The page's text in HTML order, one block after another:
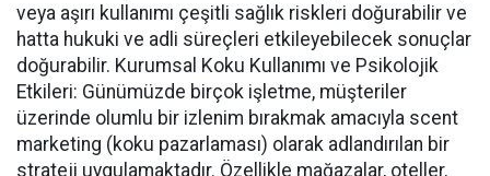
veya aşırı kullanımı çeşitli sağlık riskleri doğurabilir ve
hatta hukuki ve adli süreçleri etkileyebilecek sonuçlar
doğurabilir. Kurumsal Koku Kullanımı ve Psikolojik
Etkileri: Günümüzde birçok işletme, müşteriler
üzerinde olumlu bir izlenim bırakmak amacıyla scent
marketing (koku pazarlaması) olarak adlandırılan bir
strateji uygulamaktadır. Özellikle mağazalar, oteller,